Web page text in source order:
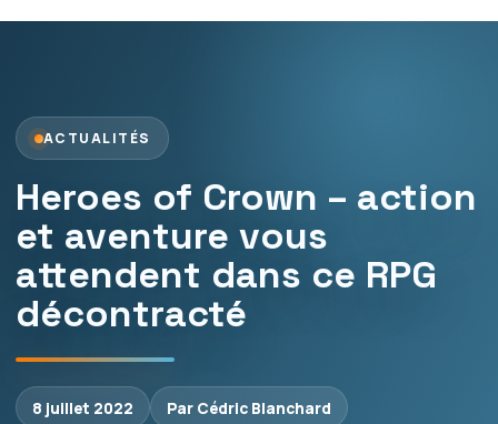
ACTUALITÉS
Heroes of Crown – action
et aventure vous
attendent dans ce RPG
décontracté
8 juillet 2022
Par Cédric Blanchard